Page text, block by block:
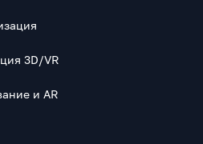
3D/VR
и AR